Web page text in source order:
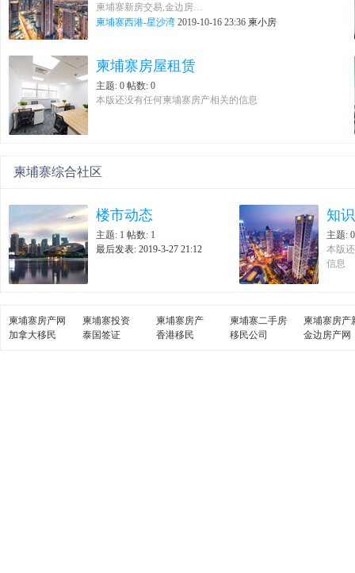
柬埔寨新房交易,金边房产交易，西港房产交易
柬埔寨西港-星沙湾 2019-10-16 23:36 柬小房
柬埔寨房屋租赁
主题: 0 帖数: 0
本版还没有任何柬埔寨房产相关的信息
柬埔寨综合社区
楼市动态
主题: 1 帖数: 1
最后发表: 2019-3-27 21:12
知
主题: 0
本版
信息
柬埔寨房产网 柬埔寨投资 柬埔寨房产 柬埔寨二手房
柬埔寨房产
加拿大移民
泰国签证 香港移民 移民公司 金边房产网